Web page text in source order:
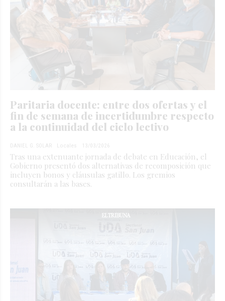
Paritaria docente: entre dos ofertas y el
fin de semana de incertidumbre respecto
a la continuidad del ciclo lectivo
DANIEL G. SOLAR Locales 13/03/2026
Tras una extenuante jornada de debate en Educación, el
Gobierno presentó dos alternativas de recomposición que
incluyen bonos y cláusulas gatillo. Los gremios
consultarán a las bases.